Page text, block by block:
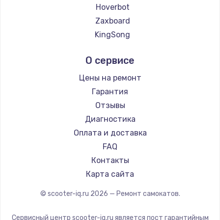
2500 руб.
Заказать
1300 руб.
Заказать
Техобслуживание
Заказать
Установка / подключение / демонтаж
1300 руб.
Hoverbot
Zaxboard
KingSong
Hunter
Shorner
Joyor
Minimotors
Bork
Segway
KIRIN
О сервисе
Цены на ремонт
Гарантия
Отзывы
Диагностика
Оплата и доставка
FAQ
Контакты
Карта сайта
© scooter-iq.ru 2026 — Ремонт самокатов.
Сервисный центр scooter-iq.ru является пост гарантийным